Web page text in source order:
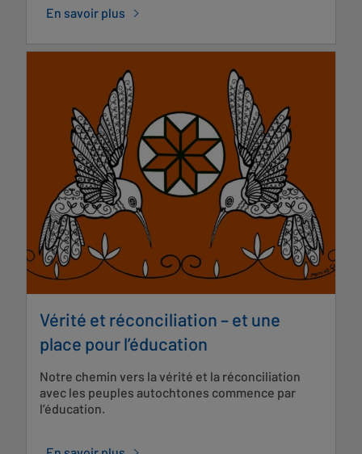
En savoir plus
Vérité et réconciliation – et une
place pour l’éducation
Notre chemin vers la vérité et la réconciliation
avec les peuples autochtones commence par
l’éducation.